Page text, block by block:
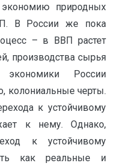
экономию природных
В России же пока
– в ВВП растет
производства сырья
России
колониальные черты.
к устойчивому
к нему. Однако,
к устойчивому
как реальные и